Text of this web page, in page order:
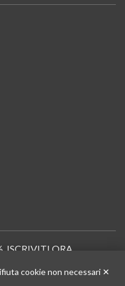
ISCRIVITI ORA.
riservate ai professionisti e resta
cookie non necessari ✕